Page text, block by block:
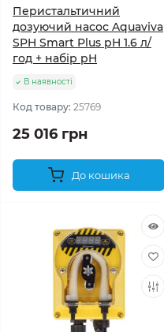
Перистальтичний
дозуючий насос Aquaviva
SPH Smart Plus pH 1.6 л/
год + набір pH
В наявності
Код товару: 25769
25 016 грн
До кошика